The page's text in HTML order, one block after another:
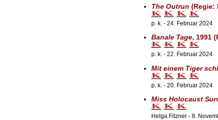
The Outrun (Regie:
p. k. - 24. Februar 2024
Banale Tage, 1991
p. k. - 22. Februar 2024
Mit einem Tiger
p. k. - 20. Februar 2024
Miss Holocaust
Helga Fitzner - 8.